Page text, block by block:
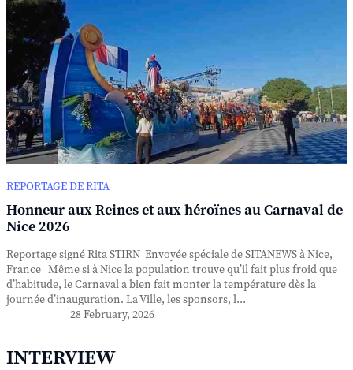
REPORTAGE DE RITA
Honneur aux Reines et aux héroïnes au Carnaval de
Nice 2026
Reportage signé Rita STIRN Envoyée spéciale de SITANEWS à Nice,
France Même si à Nice la population trouve qu’il fait plus froid que
d’habitude, le Carnaval a bien fait monter la température dès la
journée d’inauguration. La Ville, les sponsors, l...
28 February, 2026
INTERVIEW